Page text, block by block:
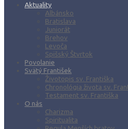
Aktuality
Albánsko
Bratislava
Juniorát
Brehov
Levoča
Spišský Štvrtok
Povolanie
Svätý František
Životopis sv. Františka
Chronológia života sv.
Testament sv. Františka
O nás
Charizma
Spiritualita